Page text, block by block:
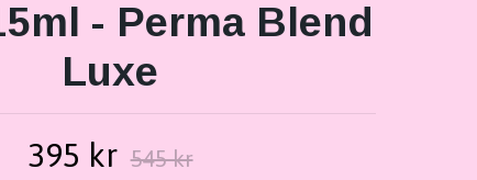
- Perma Blend
Luxe
395 kr 545 kr